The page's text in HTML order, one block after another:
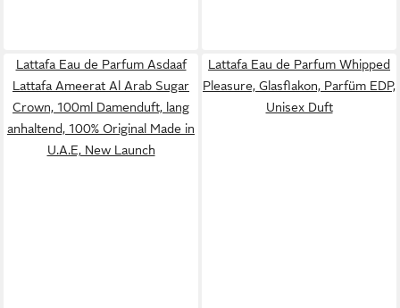
Lattafa Eau de Parfum Asdaaf
Lattafa Ameerat Al Arab Sugar
Crown, 100ml Damenduft, lang
anhaltend, 100% Original Made in
U.A.E, New Launch
Lattafa Eau de Parfum Whipped
Pleasure, Glasflakon, Parfüm EDP,
Unisex Duft